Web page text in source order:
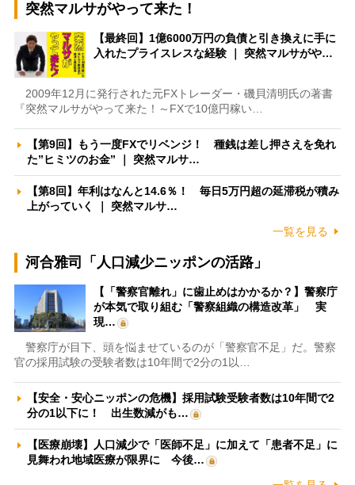
突然マルサがやって来た！
【最終回】1億6000万円の負債と引き換えに手に
入れたプライスレスな経験 ｜ 突然マルサがや…
2009年12月に発行された元FXトレーダー・磯貝清明氏の著書
『突然マルサがやって来た！～FXで10億円稼い…
【第9回】もう一度FXでリベンジ！ 種銭は差し押さえを免れ
た”ヒミツのお金” ｜ 突然マルサ…
【第8回】年利はなんと14.6％！ 毎日5万円超の延滞税が積み
上がっていく ｜ 突然マルサ…
一覧を見る
河合雅司「人口減少ニッポンの活路」
【「警察官離れ」に歯止めはかかるか？】警察庁
が本気で取り組む「警察組織の構造改革」 実
現…
警察庁が目下、頭を悩ませているのが「警察官不足」だ。警察
官の採用試験の受験者数は10年間で2分の1以…
【安全・安心ニッポンの危機】採用試験受験者数は10年間で2
分の1以下に！ 出生数減がも…
【医療崩壊】人口減少で「医師不足」に加えて「患者不足」に
見舞われ地域医療が限界に 今後…